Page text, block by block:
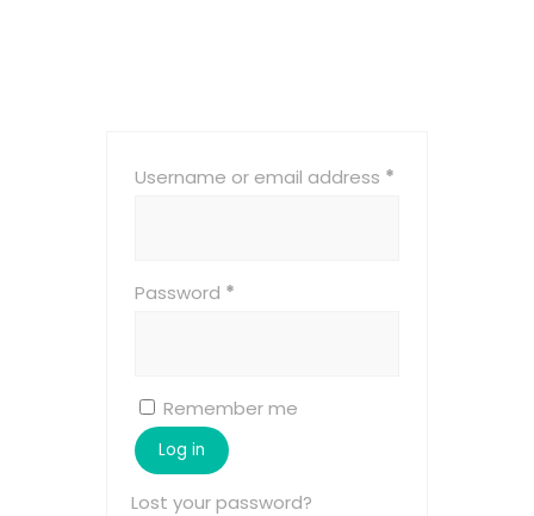
Username or email address *
Password *
Remember me
Log in
Lost your password?